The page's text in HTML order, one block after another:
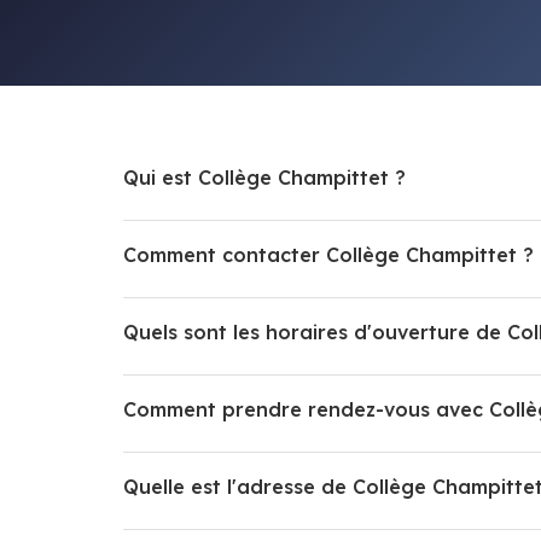
Qui est Collège Champittet ?
Comment contacter Collège Champittet ?
Quels sont les horaires d'ouverture de
Comment prendre rendez-vous avec
Quelle est l'adresse de Collège